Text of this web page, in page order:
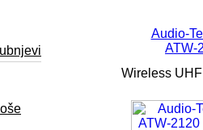
Audio-
ATW-
Wireless